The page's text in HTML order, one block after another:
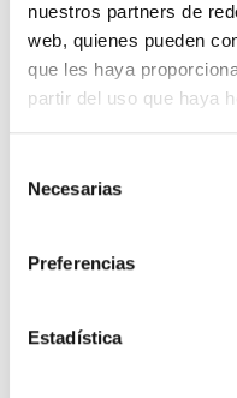
nuestros partners de
web, quienes pueden
que les haya
partir del uso que haya
Necesarias
Preferencias
Estadística